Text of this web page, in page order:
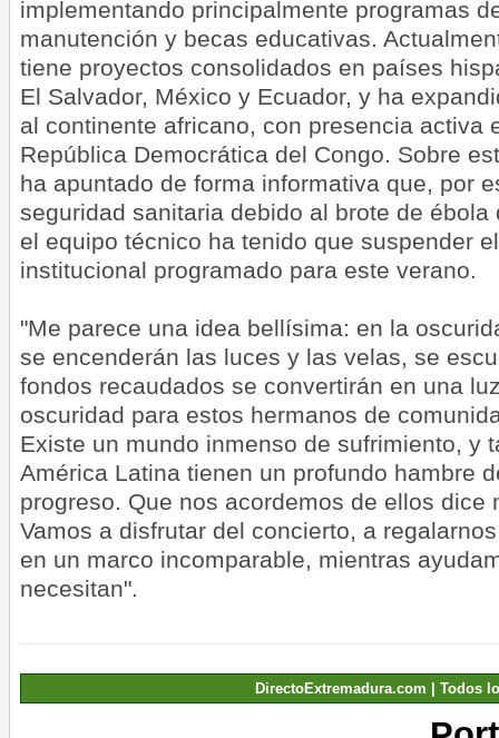
implementando principalmente programas
manutención y becas educativas.
tiene proyectos consolidados en países
El Salvador, México y Ecuador, y ha
al continente africano, con presencia activa
República Democrática del Congo. Sobre
ha apuntado de forma informativa que, por
seguridad sanitaria debido al brote de
el equipo técnico ha tenido que suspender
institucional programado para este verano.
"Me parece una idea bellísima: en la
se encenderán las luces y las velas, se
fondos recaudados se convertirán en una
oscuridad para estos hermanos de
Existe un mundo inmenso de sufrimiento, y
América Latina tienen un profundo hambre
progreso. Que nos acordemos de ellos dice
Vamos a disfrutar del concierto, a
en un marco incomparable, mientras
necesitan".
DirectoExtremadura.com | Todos